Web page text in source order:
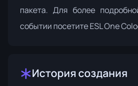
пакета. Для более
событии посетитеESL One
История создания